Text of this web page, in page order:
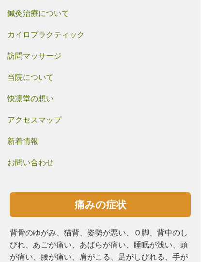
鍼灸治療について
カイロプラクティック
訪問マッサージ
当院について
快凛堂の想い
アクセスマップ
新着情報
お問い合わせ
痛みの症状
背骨のゆがみ、猫背、姿勢が悪い、Ｏ脚、背中のし
びれ、あごが痛い、あばらが痛い、睡眠が浅い、頭
が痛い、腰が痛い、肩がこる、⾜がしびれる、手が